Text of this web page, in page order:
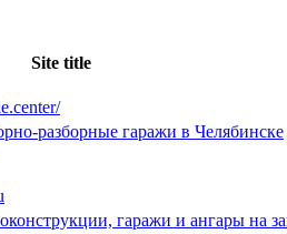
Site title
разборные гаражи в Челябинске
гаражи и ангары на